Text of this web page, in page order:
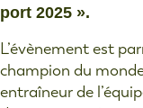
port 2025 ».
L’évènement est
champion du
entraîneur de